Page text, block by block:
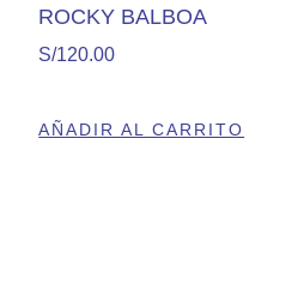
ROCKY BALBOA
S/120.00
AÑADIR AL CARRITO